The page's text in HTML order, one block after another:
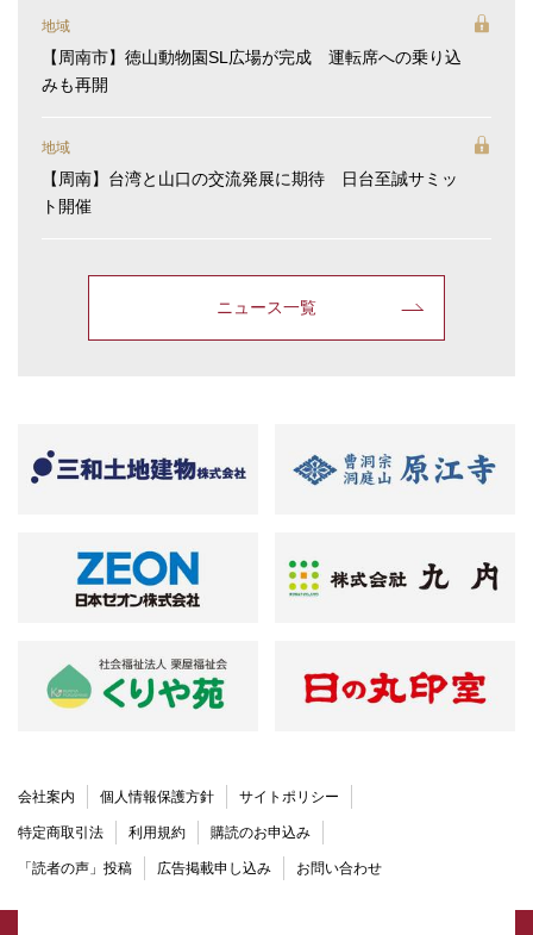
地域
【周南市】徳山動物園SL広場が完成 運転席への乗り込
みも再開
地域
【周南】台湾と山口の交流発展に期待 日台至誠サミッ
ト開催
ニュース一覧
会社案内 個人情報保護方針 サイトポリシー
特定商取引法 利用規約 購読のお申込み
「読者の声」投稿 広告掲載申し込み お問い合わせ